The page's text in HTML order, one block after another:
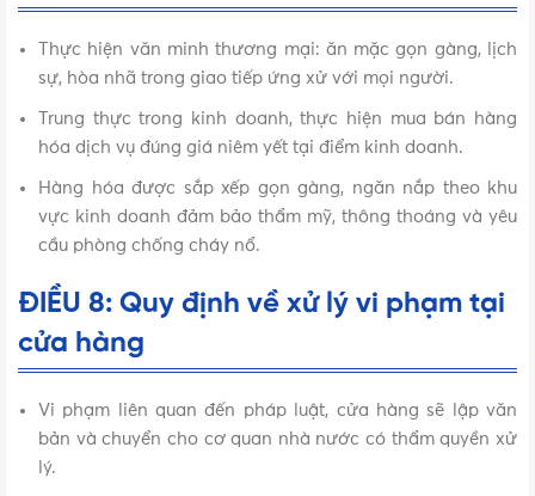
Thực hiện văn minh thương mại: ăn mặc gọn gàng, lịch
sự, hòa nhã trong giao tiếp ứng xử với mọi người.
Trung thực trong kinh doanh, thực hiện mua bán hàng
hóa dịch vụ đúng giá niêm yết tại điểm kinh doanh.
Hàng hóa được sắp xếp gọn gàng, ngăn nắp theo khu
vực kinh doanh đảm bảo thẩm mỹ, thông thoáng và yêu
cầu phòng chống cháy nổ.
ĐIỀU 8: Quy định về xử lý vi phạm tại
cửa hàng
Vi phạm liên quan đến pháp luật, cửa hàng sẽ lập văn
bản và chuyển cho cơ quan nhà nước có thẩm quyền xử
lý.